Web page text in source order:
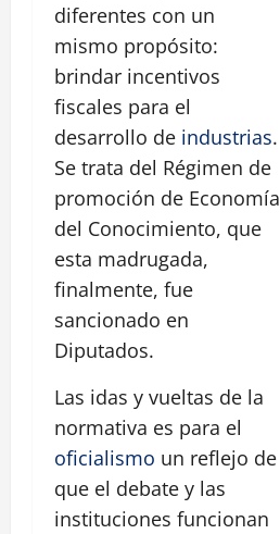
diferentes con un
mismo propósito:
brindar incentivos
fiscales para el
desarrollo de industrias.
Se trata del Régimen de
promoción de Economía
del Conocimiento, que
esta madrugada,
finalmente, fue
sancionado en
Diputados.
Las idas y vueltas de la
normativa es para el
oficialismo un reflejo de
que el debate y las
instituciones funcionan